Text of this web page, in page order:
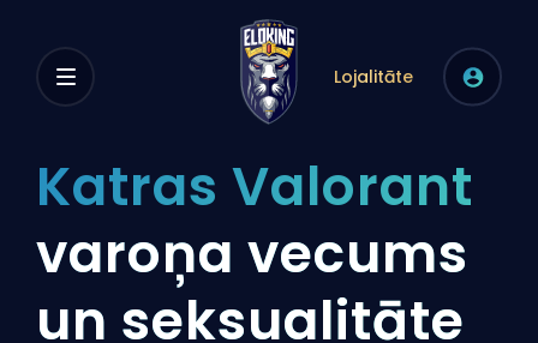
Lojalitāte
Katras Valorant
varoņa vecums
un seksualitāte